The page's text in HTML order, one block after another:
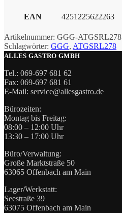
EAN 4251225622263
Artikelnummer: GGG-ATGSRL278
Schlagwörter: GGG, ATGSRL278
ALLES GASTRO GMBH
Tel.: 069-697 681 62
Fax: 069-697 681 61
E-Mail: service@allesgastro.de
Bürozeiten:
Montag bis Freitag:
08:00 – 12:00 Uhr
13:30 – 17:00 Uhr
Büro/Verwaltung:
Große Marktstraße 50
63065 Offenbach am Main
Lager/Werkstatt:
Seestraße 39
63075 Offenbach am Main